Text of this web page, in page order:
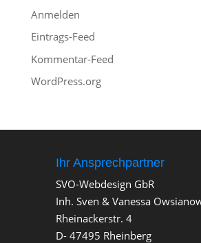
Anmelden
Eintrags-Feed
Kommentar-Feed
WordPress.org
Ihr Ansprechpartner
SVO-Webdesign GbR
Inh. Sven & Vanessa
Rheinackerstr. 4
D- 47495 Rheinberg